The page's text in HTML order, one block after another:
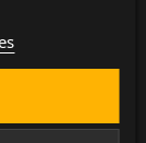
AVENTURAS